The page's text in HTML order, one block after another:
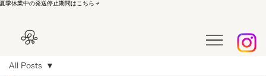
夏季休業中の発送停止期間はこちら →
All Posts